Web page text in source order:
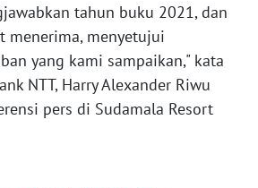
tahun buku 2021, dan
menerima, menyetujui
yang kami sampaikan," kata
NTT, Harry Alexander Riwu
pers di Sudamala Resort